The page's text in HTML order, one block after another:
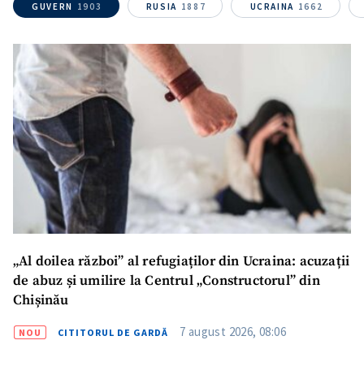
GUVERN 1903 RUSIA 1887 UCRAINA 1662
„Al doilea război” al refugiaților din Ucraina: acuzații
de abuz și umilire la Centrul „Constructorul” din
Chișinău
NOU CITITORUL DE GARDĂ 7 august 2026, 08:06
Email+ Emailul meu
Telefon
+ Telefon personal
Am citit și sunt de
acord cu
confidențialitate
TRIMITE ȘTIREA